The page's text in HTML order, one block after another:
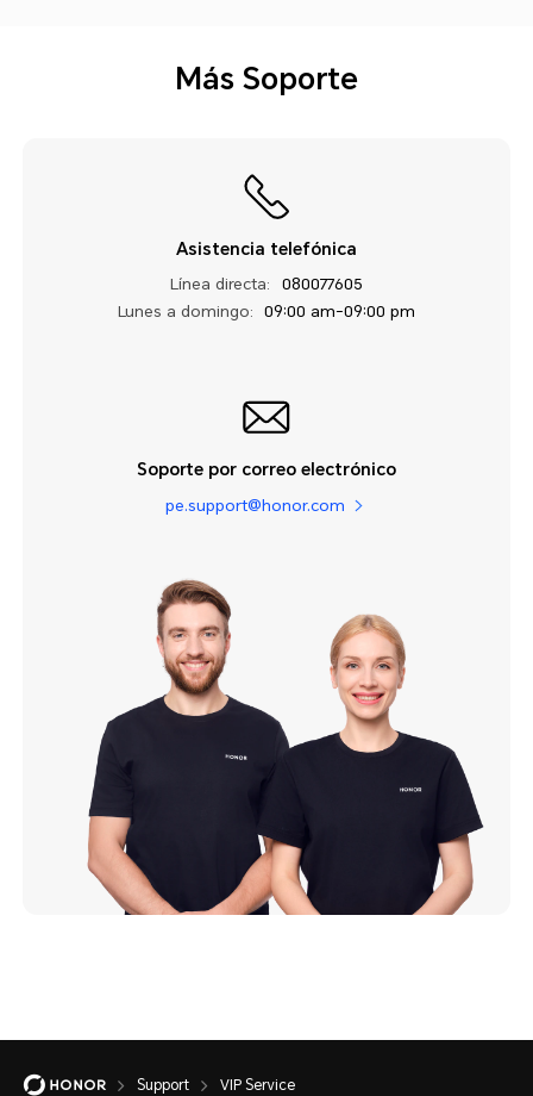
Más Soporte
Asistencia telefónica
Línea directa:
080077605
Lunes a domingo:
09:00 am-09:00 pm
Soporte por correo electrónico
pe.support@honor.com
Support VIP Service